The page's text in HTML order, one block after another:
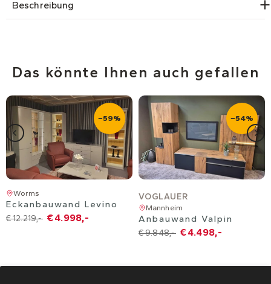
Beschreibung
Das könnte Ihnen auch gefallen
−59%
Worms
Eckanbauwand Levino
€ 12.219,- € 4.998,-
−54%
VOGLAUER
Mannheim
Anbauwand Valpin
€ 9.848,- € 4.498,-